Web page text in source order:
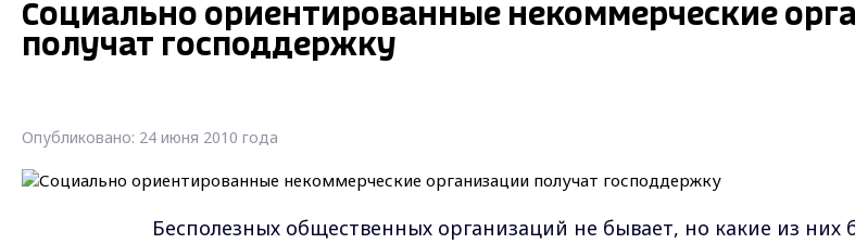
Социально ориентированные некоммерческие
получат господдержку
Опубликовано: 24 июня 2010 года
Бесполезных общественных организаций не бывает, но какие из них